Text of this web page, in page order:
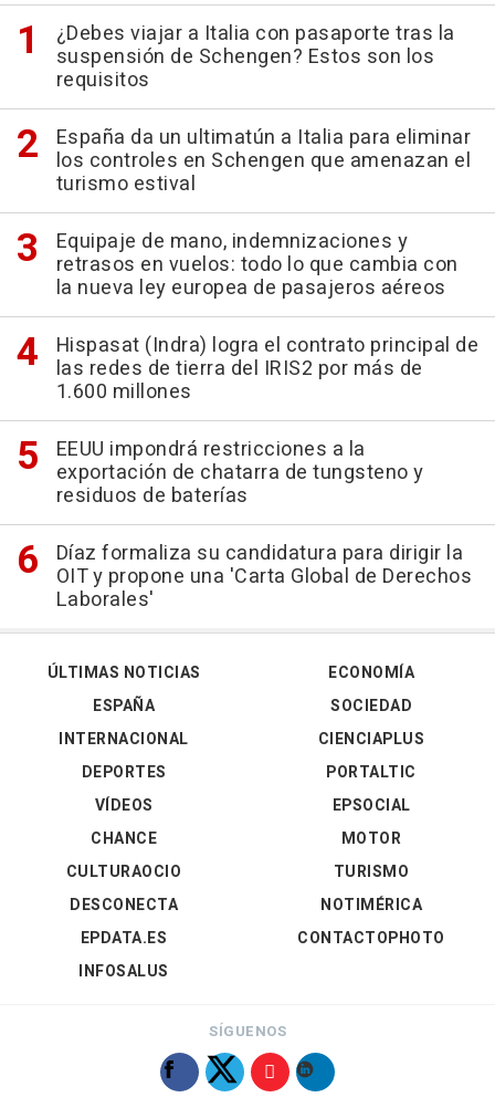
¿Debes viajar a Italia con pasaporte tras la
suspensión de Schengen? Estos son los
requisitos
España da un ultimatún a Italia para eliminar
los controles en Schengen que amenazan el
turismo estival
Equipaje de mano, indemnizaciones y
retrasos en vuelos: todo lo que cambia con
la nueva ley europea de pasajeros aéreos
Hispasat (Indra) logra el contrato principal de
las redes de tierra del IRIS2 por más de
1.600 millones
EEUU impondrá restricciones a la
exportación de chatarra de tungsteno y
residuos de baterías
Díaz formaliza su candidatura para dirigir la
OIT y propone una 'Carta Global de Derechos
Laborales'
ÚLTIMAS NOTICIAS
ESPAÑA
INTERNACIONAL
DEPORTES
VÍDEOS
ECONOMÍA
SOCIEDAD
CIENCIAPLUS
PORTALTIC
EPSOCIAL
CHANCE
CULTURAOCIO
DESCONECTA
EPDATA.ES
INFOSALUS
MOTOR
TURISMO
NOTIMÉRICA
CONTACTOPHOTO
SÍGUENOS